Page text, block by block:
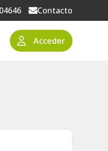
Contacto
Acceder